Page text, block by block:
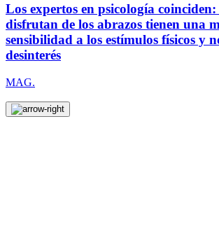
Los expertos en psicología coinciden:
disfrutan de los abrazos tienen una
sensibilidad a los estímulos físicos y
desinterés
MAG.